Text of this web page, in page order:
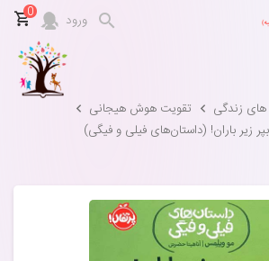
ورود 0
زندگی
تقویت هوش هیجانی
زیر باران! (داستان‌های فیلی و فیگی)